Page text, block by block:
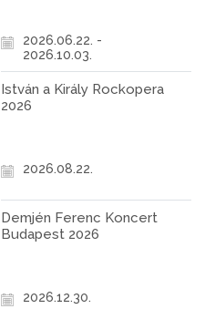
2026.06.22. -
2026.10.03.
István a Király Rockopera
2026
2026.08.22.
Demjén Ferenc Koncert
Budapest 2026
2026.12.30.